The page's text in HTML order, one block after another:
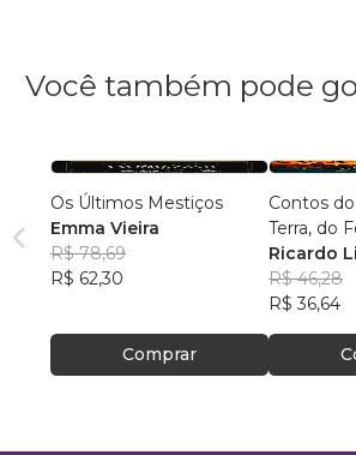
Você também pode
Os Últimos Mestiços
Emma Vieira
R$ 78,69
R$ 62,30
Comprar
Contos do Tempo e da
Ricardo
R$ 46,28
R$ 36,64